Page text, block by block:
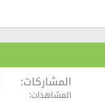
المشاركات
المشاهدات